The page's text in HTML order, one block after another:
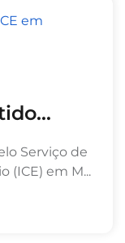
Serviço de
(ICE) em M...